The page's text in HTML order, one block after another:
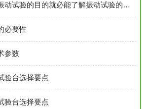
若能明确了解振动试验的目的就必能了解振动试验的必要性
必要性
参数
验台选择要点
验台选择要点